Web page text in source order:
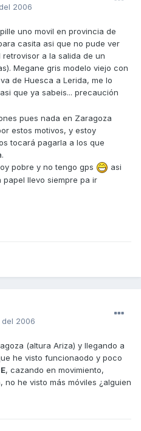
2006
uno movil en provincia de
casita asi que no pude ver
a la salida de un
Megane gris modelo viejo con
de Huesca a Lerida, me lo
que ya sabeis... precaución
pues nada en Zaragoza
estos motivos, y estoy
tocará pagarla a los que
pobre y no tengo gps
asi
papel llevo siempre pa ir
del 2006
(altura Ariza) y llegando a
he visto funcionaodo y poco
, cazando en movimiento,
he visto más móviles ¿alguien